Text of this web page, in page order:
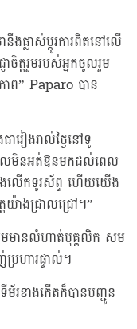
ងផ្លាស់ប្តូរការពិតនៅលើ
ចិត្តរួមរបស់អ្នកចូលរួម
ព” Paparo បាន
ារៀងរាល់ថ្ងៃនៅទូ
លមិនអត់ឱនមកដល់ពេល
ងលើកទូរស័ព្ទ ហើយយើង
តយ៉ាងជ្រាលជ្រៅ។”
មមានលំហាត់បុគ្គលិក សម
រហារផ្ទាល់។
រ​ខាង​កើត​ក៏​បាន​បញ្ជូន​